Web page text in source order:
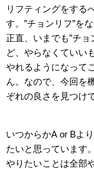
リフティングをする
す。”チョンリフ”を
正直、いまでも”チ
ど、やらなくていい
やれるようになって
ん。なので、今回を
ぞれの良さを見つけ
いつからかA or Bよ
たいと思っています
やりたいことは全部